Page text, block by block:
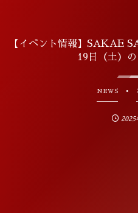
【イベント情報】SAKAE
19日（土）
NEWS
2025